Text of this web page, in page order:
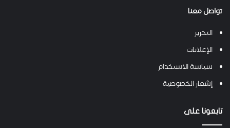
تواصل معنا
التحرير
الإعلانات
سياسة الاستخدام
إشعار الخصوصية
تابعونا على